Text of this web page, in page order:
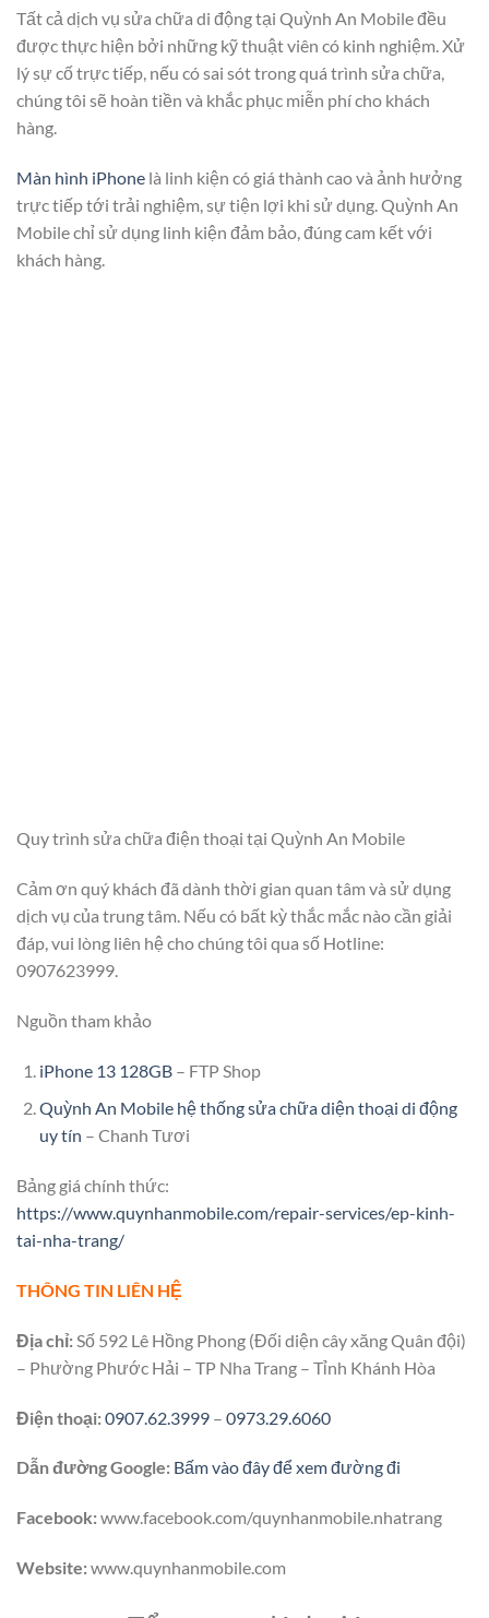
Tất cả dịch vụ sửa chữa di động tại Quỳnh An Mobile đều
được thực hiện bởi những kỹ thuật viên có kinh nghiệm. Xử
lý sự cố trực tiếp, nếu có sai sót trong quá trình sửa chữa,
chúng tôi sẽ hoàn tiền và khắc phục miễn phí cho khách
hàng.
Màn hình iPhone là linh kiện có giá thành cao và ảnh hưởng
trực tiếp tới trải nghiệm, sự tiện lợi khi sử dụng. Quỳnh An
Mobile chỉ sử dụng linh kiện đảm bảo, đúng cam kết với
khách hàng.
Quy trình sửa chữa điện thoại tại Quỳnh An Mobile
Cảm ơn quý khách đã dành thời gian quan tâm và sử dụng
dịch vụ của trung tâm. Nếu có bất kỳ thắc mắc nào cần giải
đáp, vui lòng liên hệ cho chúng tôi qua số Hotline:
0907623999.
Nguồn tham khảo
iPhone 13 128GB– FTP Shop
Quỳnh An Mobile hệ thống sửa chữa diện thoại di động
uy tín – Chanh Tươi
Bảng giá chính thức:
https://www.quynhanmobile.com/repair-services/ep-kinh-
tai-nha-trang/
THÔNG TIN LIÊN HỆ
Địa chỉ: Số 592 Lê Hồng Phong (Đối diện cây xăng Quân đội)
– Phường Phước Hải – TP Nha Trang – Tỉnh Khánh Hòa
Điện thoại:0907.62.3999 – 0973.29.6060
Dẫn đường Google: Bấm vào đây để xem đường đi
Facebook:www.facebook.com/quynhanmobile.nhatrang
Website:www.quynhanmobile.com